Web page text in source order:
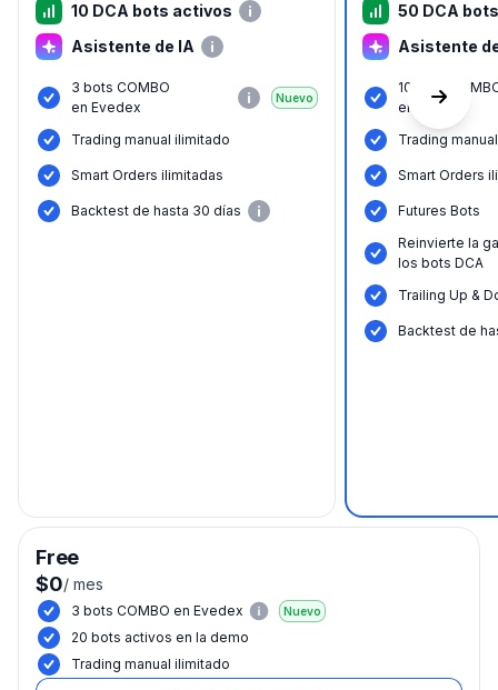
10 DCA bots activos
Asistente de IA
3 bots COMBO
en Evedex
Nuevo
Trading manual ilimitado
Smart Orders ilimitadas
Backtest de hasta 30 días
50 DCA
Asistente
10 bots
en Evedex
Trading
Smart Orders
Futures Bots
Reinvierte la
los bots DCA
Trailing Up &
Backtest de
Free
$0/ mes
3 bots COMBO en Evedex Nuevo
20 bots activos en la demo
Trading manual ilimitado